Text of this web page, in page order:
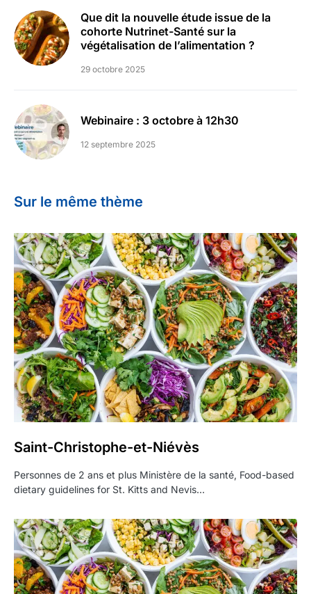
Que dit la nouvelle étude issue de la
cohorte Nutrinet-Santé sur la
végétalisation de l’alimentation ?
29 octobre 2025
Webinaire : 3 octobre à 12h30
12 septembre 2025
Sur le même thème
Saint-Christophe-et-Niévès
Personnes de 2 ans et plus Ministère de la santé, Food-based
dietary guidelines for St. Kitts and Nevis…